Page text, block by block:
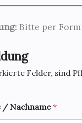
Bitte per
Felder, sind
/ Nachname*